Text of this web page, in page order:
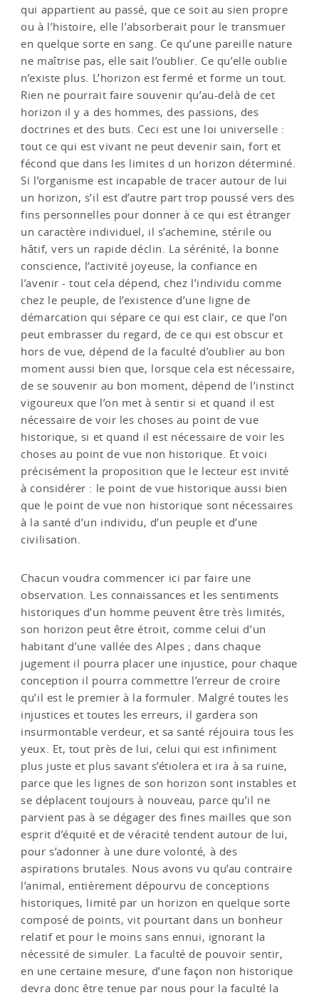
qui appartient au passé, que ce soit au sien propre
ou à l’histoire, elle l’absorberait pour le transmuer
en quelque sorte en sang. Ce qu’une pareille nature
ne maîtrise pas, elle sait l’oublier. Ce qu’elle oublie
n’existe plus. L’horizon est fermé et forme un tout.
Rien ne pourrait faire souvenir qu’au-delà de cet
horizon il y a des hommes, des passions, des
doctrines et des buts. Ceci est une loi universelle :
tout ce qui est vivant ne peut devenir sain, fort et
fécond que dans les limites d un horizon déterminé.
Si l’organisme est incapable de tracer autour de lui
un horizon, s’il est d’autre part trop poussé vers des
fins personnelles pour donner à ce qui est étranger
un caractère individuel, il s’achemine, stérile ou
hâtif, vers un rapide déclin. La sérénité, la bonne
conscience, l’activité joyeuse, la confiance en
l’avenir - tout cela dépend, chez l’individu comme
chez le peuple, de l’existence d’une ligne de
démarcation qui sépare ce qui est clair, ce que l’on
peut embrasser du regard, de ce qui est obscur et
hors de vue, dépend de la faculté d’oublier au bon
moment aussi bien que, lorsque cela est nécessaire,
de se souvenir au bon moment, dépend de l’instinct
vigoureux que l’on met à sentir si et quand il est
nécessaire de voir les choses au point de vue
historique, si et quand il est nécessaire de voir les
choses au point de vue non historique. Et voici
précisément la proposition que le lecteur est invité
à considérer : le point de vue historique aussi bien
que le point de vue non historique sont nécessaires
à la santé d’un individu, d’un peuple et d’une
civilisation.
Chacun voudra commencer ici par faire une
observation. Les connaissances et les sentiments
historiques d’un homme peuvent être très limités,
son horizon peut être étroit, comme celui d’un
habitant d’une vallée des Alpes ; dans chaque
jugement il pourra placer une injustice, pour chaque
conception il pourra commettre l’erreur de croire
qu’il est le premier à la formuler. Malgré toutes les
injustices et toutes les erreurs, il gardera son
insurmontable verdeur, et sa santé réjouira tous les
yeux. Et, tout près de lui, celui qui est infiniment
plus juste et plus savant s’étiolera et ira à sa ruine,
parce que les lignes de son horizon sont instables et
se déplacent toujours à nouveau, parce qu’il ne
parvient pas à se dégager des fines mailles que son
esprit d’équité et de véracité tendent autour de lui,
pour s’adonner à une dure volonté, à des
aspirations brutales. Nous avons vu qu’au contraire
l’animal, entièrement dépourvu de conceptions
historiques, limité par un horizon en quelque sorte
composé de points, vit pourtant dans un bonheur
relatif et pour le moins sans ennui, ignorant la
nécessité de simuler. La faculté de pouvoir sentir,
en une certaine mesure, d’une façon non historique
devra donc être tenue par nous pour la faculté la